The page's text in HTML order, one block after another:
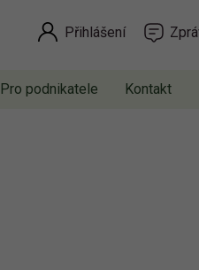
Přihlášení
Pro podnikatele Kontakt